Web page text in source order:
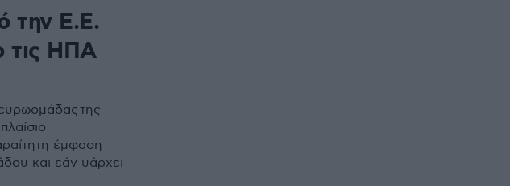
την Ε.Ε.
τις ΗΠΑ
της
έμφαση
και εάν υάρχει